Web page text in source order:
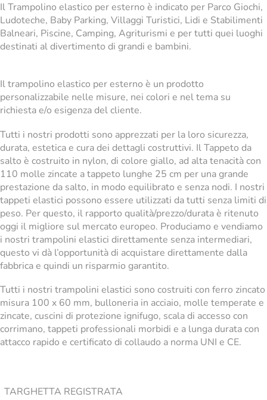
Il Trampolino elastico per esterno è indicato per Parco Giochi,
Ludoteche, Baby Parking, Villaggi Turistici, Lidi e Stabilimenti
Balneari, Piscine, Camping, Agriturismi e per tutti quei luoghi
destinati al divertimento di grandi e bambini.
Il trampolino elastico per esterno è un prodotto
personalizzabile nelle misure, nei colori e nel tema su
richiesta e/o esigenza del cliente.
Tutti i nostri prodotti sono apprezzati per la loro sicurezza,
durata, estetica e cura dei dettagli costruttivi. Il Tappeto da
salto è costruito in nylon, di colore giallo, ad alta tenacità con
110 molle zincate a tappeto lunghe 25 cm per una grande
prestazione da salto, in modo equilibrato e senza nodi. I nostri
tappeti elastici possono essere utilizzati da tutti senza limiti di
peso. Per questo, il rapporto qualità/prezzo/durata è ritenuto
oggi il migliore sul mercato europeo. Produciamo e vendiamo
i nostri trampolini elastici direttamente senza intermediari,
questo vi dà l’opportunità di acquistare direttamente dalla
fabbrica e quindi un risparmio garantito.
Tutti i nostri trampolini elastici sono costruiti con ferro zincato
misura 100 x 60 mm, bulloneria in acciaio, molle temperate e
zincate, cuscini di protezione ignifugo, scala di accesso con
corrimano, tappeti professionali morbidi e a lunga durata con
attacco rapido e certificato di collaudo a norma UNI e CE.
TARGHETTA REGISTRATA